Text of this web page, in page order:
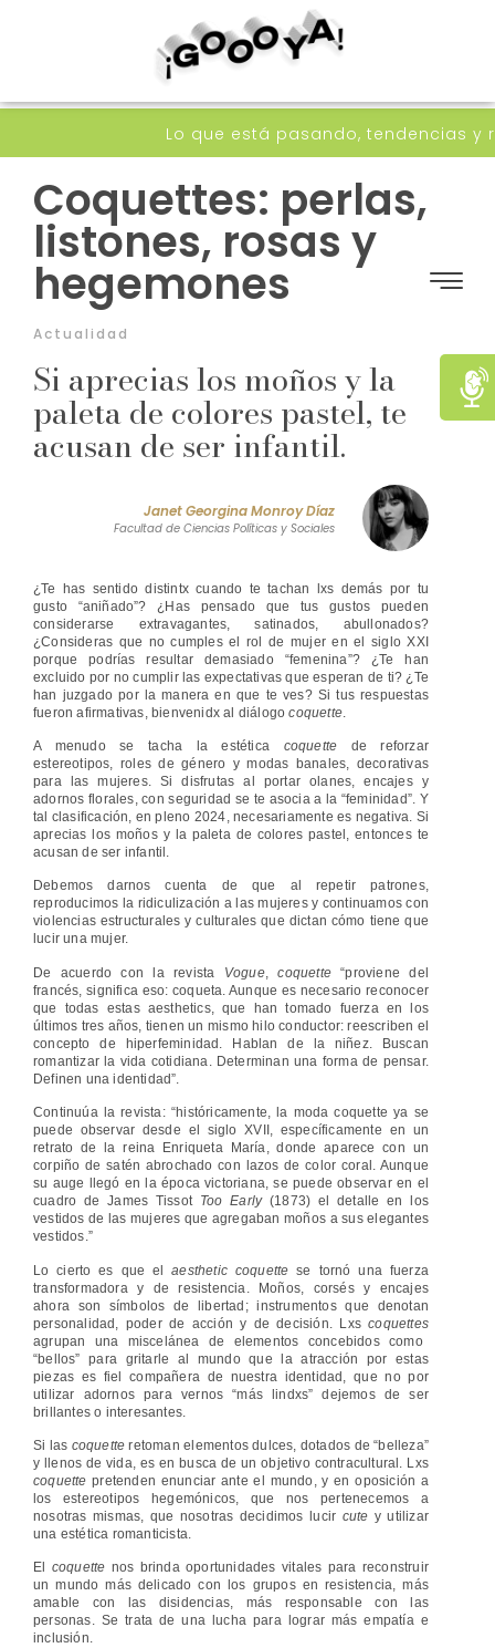
Lo que está pasando, tendencias y
Coquettes: perlas,
listones, rosas y
hegemones
Actualidad
Si aprecias los moños y la
paleta de colores pastel, te
acusan de ser infantil.
Janet Georgina Monroy Díaz
Facultad de Ciencias Políticas y Sociales
¿Te has sentido distintx cuando te tachan lxs demás por tu
gusto “aniñado”? ¿Has pensado que tus gustos pueden
considerarse extravagantes, satinados, abullonados?
¿Consideras que no cumples el rol de mujer en el siglo XXI
porque podrías resultar demasiado “femenina”? ¿Te han
excluido por no cumplir las expectativas que esperan de ti? ¿Te
han juzgado por la manera en que te ves? Si tus respuestas
fueron afirmativas, bienvenidx al diálogocoquette
A menudo se tacha la estética coquette de reforzar
estereotipos, roles de género y modas banales, decorativas
para las mujeres. Si disfrutas al portar olanes, encajes y
adornos florales, con seguridad se te asocia a la “feminidad”. Y
tal clasificación, en pleno 2024, necesariamente es negativa. Si
aprecias los moños y la paleta de colores pastel, entonces te
acusan de ser infantil.
Debemos darnos cuenta de que al repetir patrones,
reproducimos la ridiculización a las mujeres y continuamos con
violencias estructurales y culturales que dictan cómo tiene que
lucir una mujer.
De acuerdo con la revista Vogue,coquette“proviene del
francés, significa eso: coqueta. Aunque es necesario reconocer
que todas estas aesthetics, que han tomado fuerza en los
últimos tres años, tienen un mismo hilo conductor: reescriben el
concepto de hiperfeminidad. Hablan de la niñez. Buscan
romantizar la vida cotidiana. Determinan una forma de pensar.
Definen una identidad”.
Continuúa la revista: “históricamente, la moda coquette ya se
puede observar desde el siglo XVII, específicamente en un
retrato de la reina Enriqueta María, donde aparece con un
corpiño de satén abrochado con lazos de color coral. Aunque
su auge llegó en la época victoriana, se puede observar en el
cuadro de James Tissot Too Early(1873) el detalle en los
vestidos de las mujeres que agregaban moños a sus elegantes
vestidos.”
Lo cierto es que elaesthetic coquette se tornó una fuerza
transformadora y de resistencia. Moños, corsés y encajes
ahora son símbolos de libertad; instrumentos que denotan
personalidad, poder de acción y de decisión. Lxscoquettes
agrupan una miscelánea de elementos concebidos como
“bellos” para gritarle al mundo que la atracción por estas
piezas es fiel compañera de nuestra identidad, que no por
utilizar adornos para vernos “más lindxs” dejemos de ser
brillantes o interesantes.
Si las coquette retoman elementos dulces, dotados de “belleza”
y llenos de vida, es en busca de un objetivo contracultural. Lxs
coquette pretenden enunciar ante el mundo, y en oposición a
los estereotipos hegemónicos, que nos pertenecemos a
nosotras mismas, que nosotras decidimos lucir cute y utilizar
una estética romanticista.
El coquette nos brinda oportunidades vitales para reconstruir
un mundo más delicado con los grupos en resistencia, más
amable con las disidencias, más responsable con las
personas. Se trata de una lucha para lograr más empatía e
inclusión.